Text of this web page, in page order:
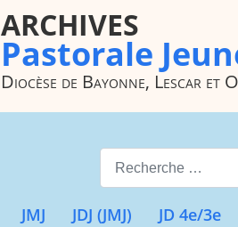
ARCHIVES
Pastorale
Diocèse de Bayonne, Lescar et
Valider
JMJ JDJ (JMJ) JD 4e/3e